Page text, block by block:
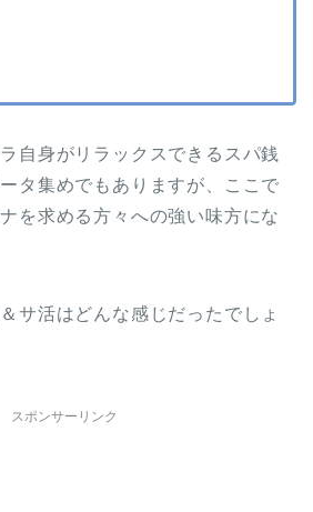
自身がリラックスできるスパ銭
タ集めでもありますが、ここで
を求める方々への強い味方にな
サ活はどんな感じだったでしょ
スポンサーリンク